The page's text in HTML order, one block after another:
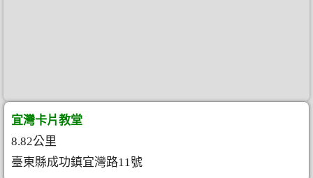
宜灣卡片教堂
8.82公里
臺東縣成功鎮宜灣路11號